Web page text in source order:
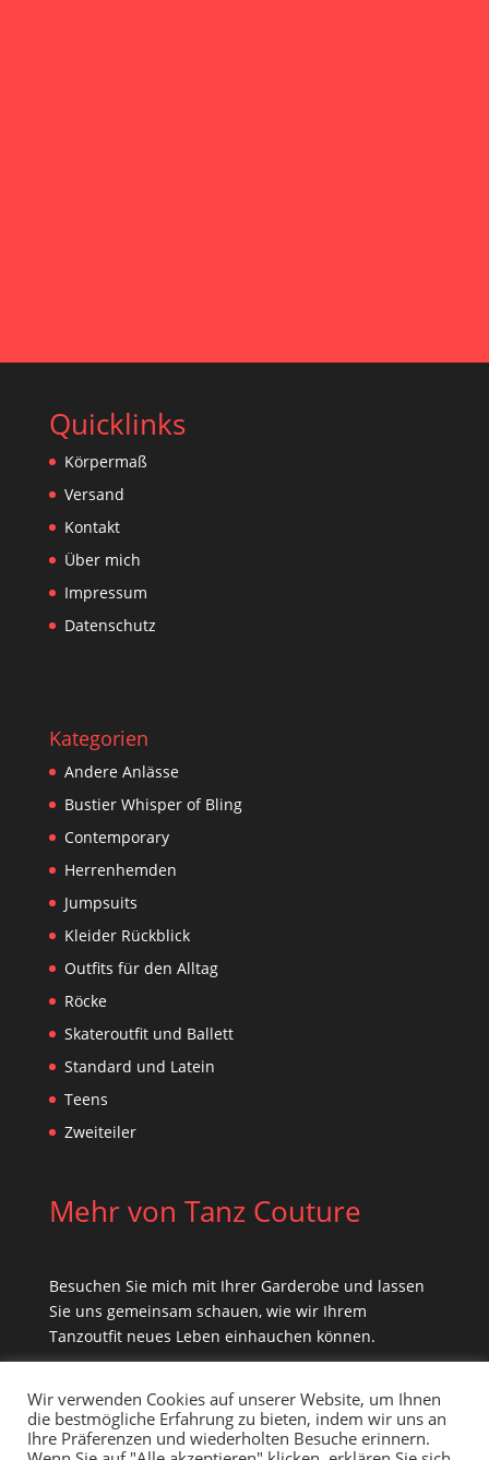
Quicklinks
Körpermaß
Versand
Kontakt
Über mich
Impressum
Datenschutz
Kategorien
Andere Anlässe
Bustier Whisper of Bling
Contemporary
Herrenhemden
Jumpsuits
Kleider Rückblick
Outfits für den Alltag
Röcke
Skateroutfit und Ballett
Standard und Latein
Teens
Zweiteiler
Mehr von Tanz Couture
Besuchen Sie mich mit Ihrer Garderobe und lassen
Sie uns gemeinsam schauen, wie wir Ihrem
Tanzoutfit neues Leben einhauchen können.
Wir verwenden Cookies auf unserer Website, um Ihnen
die bestmögliche Erfahrung zu bieten, indem wir uns an
Ihre Präferenzen und wiederholten Besuche erinnern.